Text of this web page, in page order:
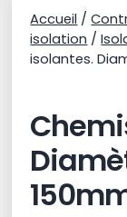
Accueil /
isolation /
isolantes.